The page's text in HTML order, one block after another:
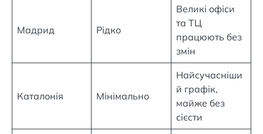
Мадрид Рідко
Великі офіси
та ТЦ
працюють без
змін
Каталонія Мінімально
Найсучасніши
й графік,
майже без
сієсти